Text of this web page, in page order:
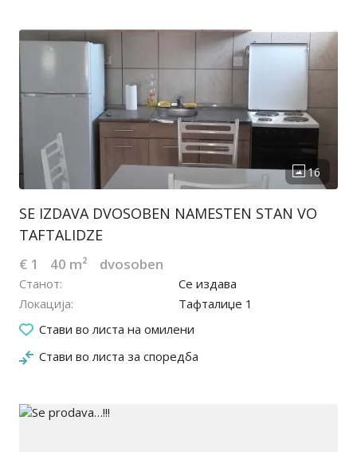
SE IZDAVA DVOSOBEN NAMESTEN STAN VO
TAFTALIDZE
€ 1 40 m² dvosoben
Станот
Се издава
Локација
Тафталиџе 1
Стави во листа на омилени
Стави во листа за споредба
12.07.2024